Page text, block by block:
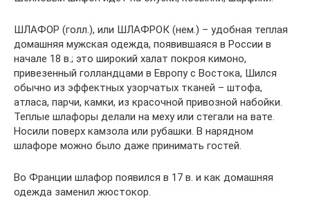
ШЛАФОР (голл.), или ШЛАФРОК (нем.) – удобная теплая
домашняя мужская одежда, появившаяся в России в
начале 18 в.; это широкий халат покроя кимоно,
привезенный голландцами в Европу с Востока, Шился
обычно из эффектных узорчатых тканей – штофа,
атласа, парчи, камки, из красочной привозной набойки.
Теплые шлафоры делали на меху или стегали на вате.
Носили поверх камзола или рубашки. В нарядном
шлафоре можно было даже принимать гостей.
Во Франции шлафор появился в 17 в. и как домашняя
одежда заменил жюстокор.